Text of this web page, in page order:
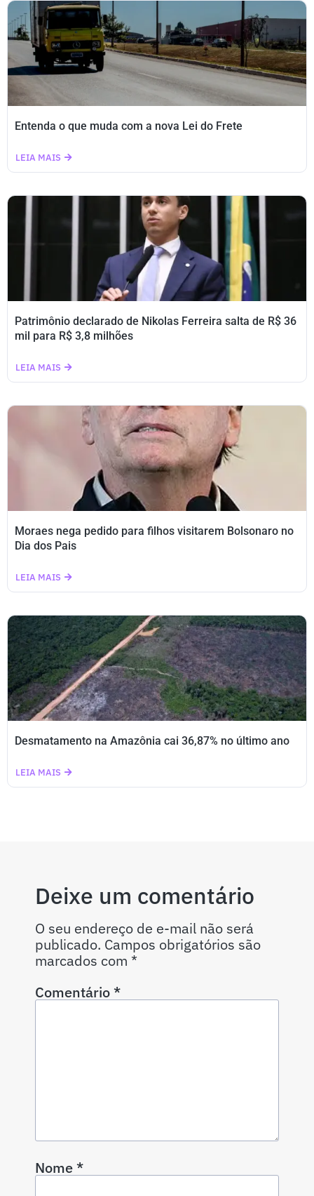
Entenda o que muda com a nova Lei do Frete
LEIA MAIS
Patrimônio declarado de Nikolas Ferreira salta de R$ 36
mil para R$ 3,8 milhões
LEIA MAIS
Moraes nega pedido para filhos visitarem Bolsonaro no
Dia dos Pais
LEIA MAIS
Desmatamento na Amazônia cai 36,87% no último ano
LEIA MAIS
Deixe um comentário
O seu endereço de e-mail não será
publicado. Campos obrigatórios são
marcados com *
Comentário*
Nome*